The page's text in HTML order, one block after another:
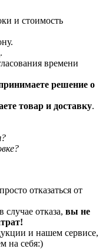
и стоимость
времени
решение о
товар и доставку.
отказаться от
отказа, вы не
и нашем сервисе,
на себя:)